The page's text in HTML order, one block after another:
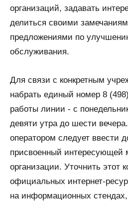
организаций, задавать
делиться своими
предложениями по
обслуживания.
Для связи с конкретным
набрать единый номер 8
работы линии - с
девяти утра до шести
оператором следует ввести
присвоенный интересующей
организации. Уточнить этот
официальных интернет-
на информационных